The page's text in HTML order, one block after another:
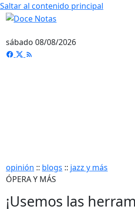
Saltar al contenido principal
sábado 08/08/2026
opinión :: blogs :: jazz y más
ÓPERA Y MÁS
¡Usemos las